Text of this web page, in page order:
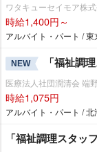
ワタキューセイモア株
時給1,400円～
アルバイト・パート / 東
NEW 「福祉調
医療法人社団潤清会 端
時給1,075円
アルバイト・パート / 北
「福祉調理スタッ